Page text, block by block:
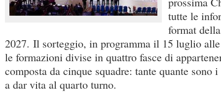
tutte le
format
2027. Il sorteggio, in programma il 15 luglio
le formazioni divise in quattro fasce di
composta da cinque squadre: tante quante sono
a dar vita al quarto turno.